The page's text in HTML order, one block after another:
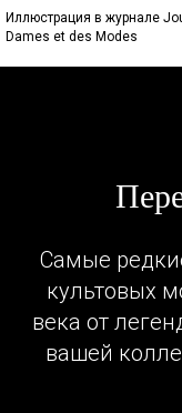
Иллюстрация в журнале
Dames et des Modes
Самые
культовых
века от
вашей